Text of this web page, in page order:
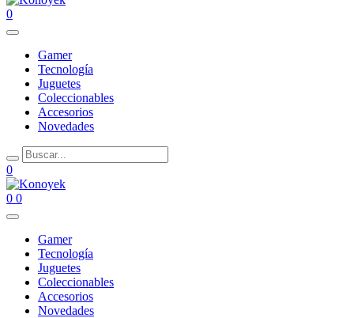
0
Gamer
Tecnología
Juguetes
Coleccionables
Accesorios
Novedades
0
0 0
Gamer
Tecnología
Juguetes
Coleccionables
Accesorios
Novedades